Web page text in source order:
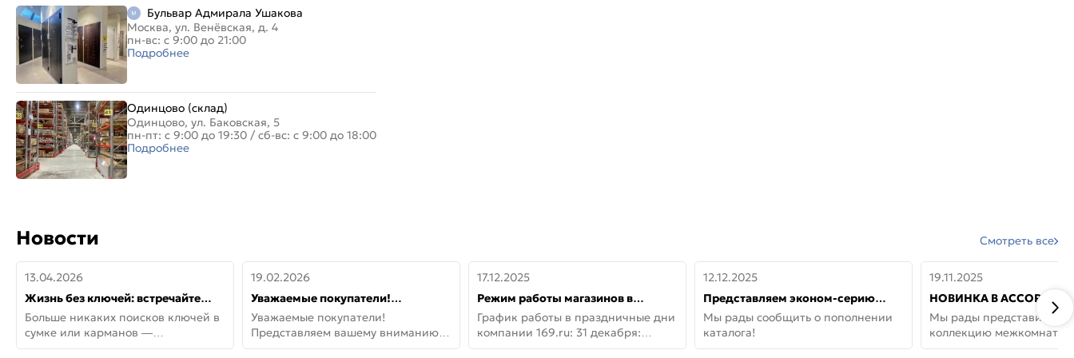
Бульвар Адмирала Ушакова
Москва, ул. Венёвская, д. 4
пн-вс: с 9:00 до 21:00
Подробнее
Одинцово (склад)
Одинцово, ул. Баковская, 5
пн-пт: с 9:00 до 19:30 / сб-вс: с 9:00 до 18:00
Подробнее
Новости Смотреть все
13.04.2026
Жизнь без ключей: встречайте
новую дверь СИТИ ИНТЕГРА
АйКью!
Больше никаких поисков ключей в
сумке или карманов —
представляем СИТИ ИНТЕГРА
19.02.2026
Уважаемые покупатели!
Представляем вашему вниманию
новинки от Armadillo!
Уважаемые покупатели!
Представляем вашему вниманию
новинки от Armadillo! Новая
17.12.2025
Режим работы магазинов в
праздничные дни с 31 декабря по
11 января
График работы в праздничные дни
компании 169.ru: 31 декабря:
Заказы, самовывоз и доставки —
12.12.2025
Представляем эконом-серию
дверей от бренда Portika, где цена
не значит «просто»
Мы рады сообщить о пополнении
каталога!
19.11.2025
НОВИНКА В
ДВЕРИ GLOSSMAT —
НЕОКЛАССИКА И УЮТ
Мы рады представить
коллекцию
GlossMat